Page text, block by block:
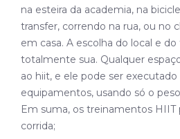
na esteira da academia, na
transfer, correndo na rua, ou no
em casa. A escolha do local e
totalmente sua. Qualquer
ao hiit, e ele pode ser
equipamentos, usando só o
Em suma, os treinamentos HIIT
corrida;